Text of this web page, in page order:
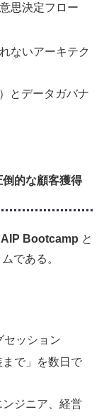
思決定フロー
ないアーキテク
とデータガバナ
的な顧客獲得
AIP Bootcamp と
である。
セッション
まで」を数日で
ジニア、経営